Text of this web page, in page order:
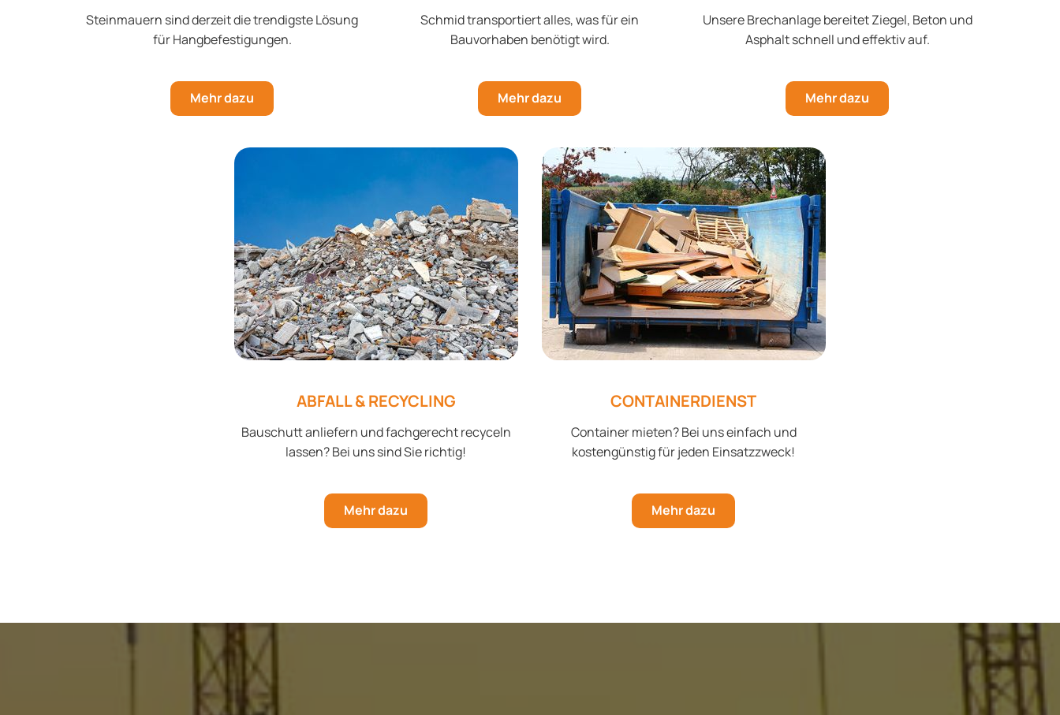
Steinmauern sind derzeit die trendigste Lösung
für Hangbefestigungen.
Mehr dazu
Schmid transportiert alles, was für ein
Bauvorhaben benötigt wird.
Mehr dazu
Unsere Brechanlage bereitet Ziegel, Beton und
Asphalt schnell und effektiv auf.
Mehr dazu
ABFALL & RECYCLING
Bauschutt anliefern und fachgerecht recyceln
lassen? Bei uns sind Sie richtig!
Mehr dazu
CONTAINERDIENST
Container mieten? Bei uns einfach und
kostengünstig für jeden Einsatzzweck!
Mehr dazu